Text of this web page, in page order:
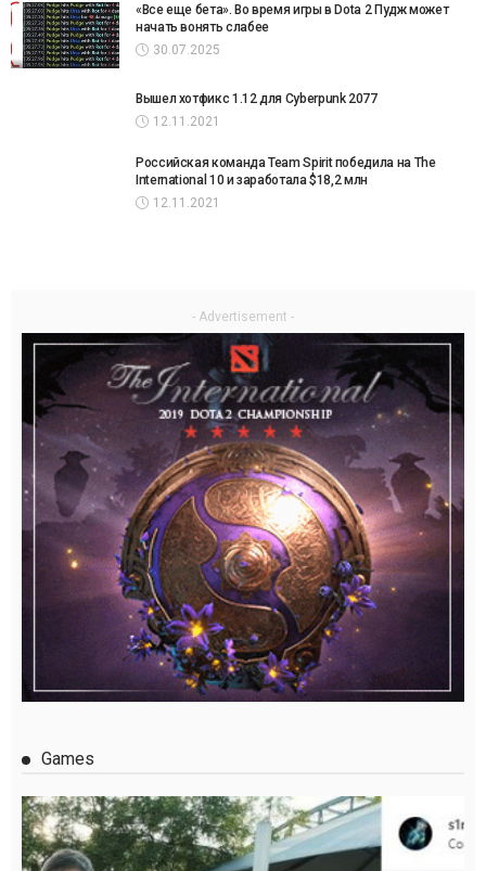
«Все еще бета». Во время игры в Dota 2 Пудж может
начать вонять слабее
30.07.2025
Вышел хотфикс 1.12 для Cyberpunk 2077
12.11.2021
Российская команда Team Spirit победила на The
International 10 и заработала $18,2 млн
12.11.2021
- Advertisement -
Games